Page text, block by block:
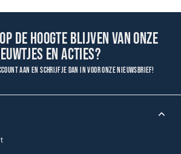
de hoogte blijven van onze
en acties?
aan en schrijf je dan in voor onze nieuwsbrief!